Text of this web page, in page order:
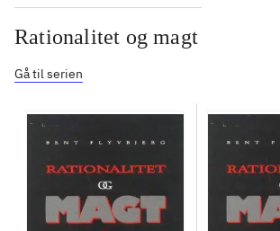
Rationalitet og magt
Gå til serien